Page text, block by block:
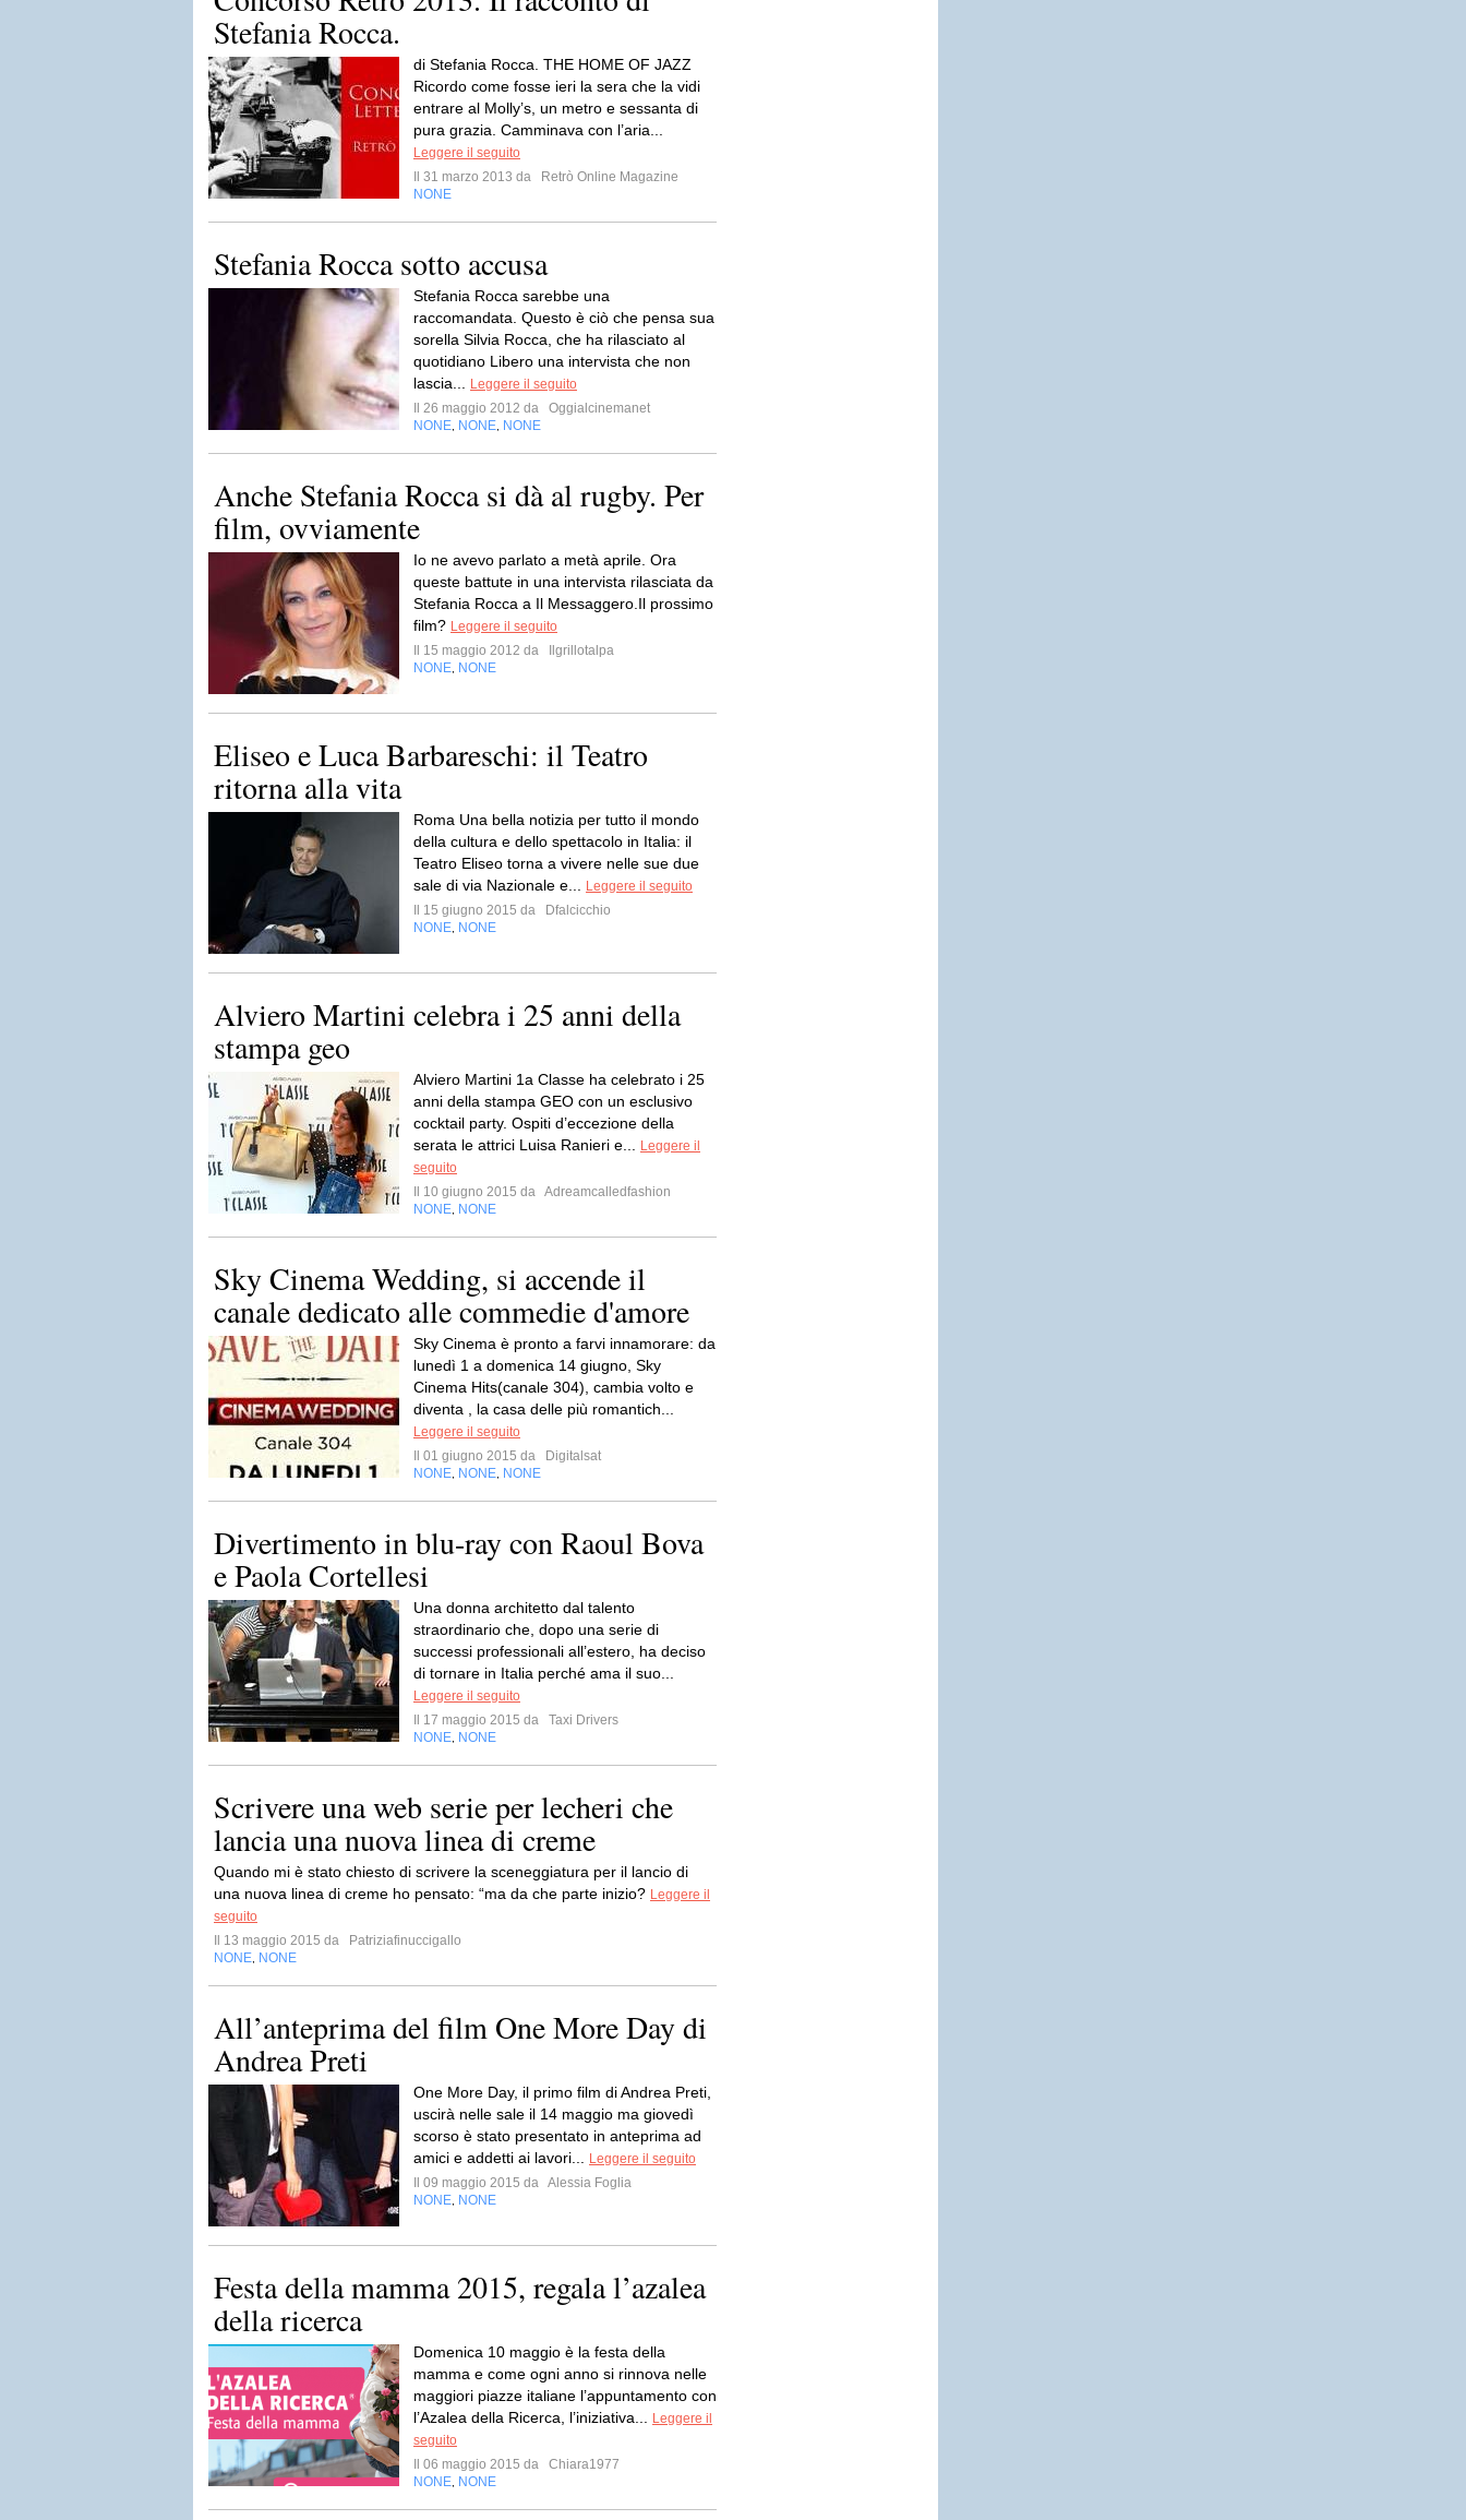
Stefania Rocca.
di Stefania Rocca. THE HOME OF JAZZ
Ricordo come fosse ieri la sera che la vidi
entrare al Molly’s, un metro e sessanta di
pura grazia. Camminava con l’aria...
Leggere il seguito
Il 31 marzo 2013 da
Retrò Online Magazine
NONE
Stefania Rocca sotto accusa
Stefania Rocca sarebbe una
raccomandata. Questo è ciò che pensa sua
sorella Silvia Rocca, che ha rilasciato al
quotidiano Libero una intervista che non
lascia...
Leggere il seguito
Il 26 maggio 2012 da
Oggialcinemanet
NONE NONE NONE
Anche Stefania Rocca si dà al rugby. Per
film, ovviamente
Io ne avevo parlato a metà aprile. Ora
queste battute in una intervista rilasciata da
Stefania Rocca a Il Messaggero.Il prossimo
film? Leggere il seguito
Il 15 maggio 2012 da
Ilgrillotalpa
NONE NONE
Eliseo e Luca Barbareschi: il Teatro
ritorna alla vita
Roma Una bella notizia per tutto il mondo
della cultura e dello spettacolo in Italia: il
Teatro Eliseo torna a vivere nelle sue due
sale di via Nazionale e...
Leggere il seguito
Il 15 giugno 2015 da
Dfalcicchio
NONE NONE
Alviero Martini celebra i 25 anni della
stampa geo
Alviero Martini 1a Classe ha celebrato i 25
anni della stampa GEO con un esclusivo
cocktail party. Ospiti d’eccezione della
serata le attrici Luisa Ranieri e...
Leggere il
seguito
Il 10 giugno 2015 da Adreamcalledfashion
NONE NONE
Sky Cinema Wedding, si accende il
canale dedicato alle commedie d'amore
Sky Cinema è pronto a farvi innamorare: da
lunedì 1 a domenica 14 giugno, Sky
Cinema Hits(canale 304), cambia volto e
diventa , la casa delle più romantich...
Leggere il seguito
Il 01 giugno 2015 da
Digitalsat
NONE NONE NONE
Divertimento in blu-ray con Raoul Bova
e Paola Cortellesi
Una donna architetto dal talento
straordinario che, dopo una serie di
successi professionali all’estero, ha deciso
di tornare in Italia perché ama il suo...
Leggere il seguito
Il 17 maggio 2015 da
Taxi Drivers
NONE NONE
Scrivere una web serie per lecheri che
lancia una nuova linea di creme
Quando mi è stato chiesto di scrivere la sceneggiatura per il lancio di
una nuova linea di creme ho pensato: “ma da che parte inizio? Leggere il
seguito
Il 13 maggio 2015 da
Patriziafinuccigallo
NONE NONE
All’anteprima del film One More Day di
Andrea Preti
One More Day, il primo film di Andrea Preti,
uscirà nelle sale il 14 maggio ma giovedì
scorso è stato presentato in anteprima ad
amici e addetti ai lavori...
Leggere il seguito
Il 09 maggio 2015 da Alessia Foglia
NONE NONE
Festa della mamma 2015, regala l’azalea
della ricerca
Domenica 10 maggio è la festa della
mamma e come ogni anno si rinnova nelle
maggiori piazze italiane l’appuntamento con
l’Azalea della Ricerca, l’iniziativa...
Leggere il
seguito
Il 06 maggio 2015 da
Chiara1977
NONE NONE